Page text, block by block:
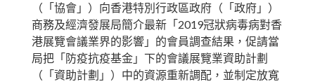
（「協會」）向香港特別行政區政府（「政府」）
商務及經濟發展局簡介最新「2019冠狀病毒病對香
港展覽會議業界的影響」的會員調查結果，促請當
局把「防疫抗疫基金」下的會議展覽業資助計劃
（「資助計劃」）中的資源重新調配，並制定放寬